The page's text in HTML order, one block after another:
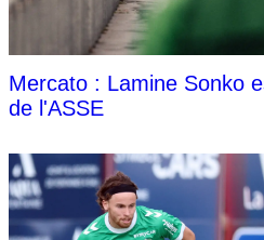
Mercato : Lamine Sonko
de l'ASSE